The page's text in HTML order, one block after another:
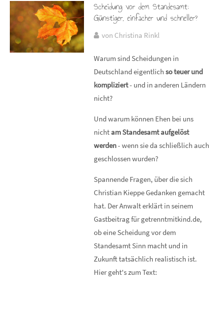
Scheidung vor dem Standesamt:
Günstiger, einfacher und schneller?
von Christina Rinkl
Warum sind Scheidungen in
Deutschland eigentlichso teuer und
kompliziert- und in anderen Ländern
nicht?
Und warum können Ehen bei uns
nicht am Standesamt aufgelöst
werden- wenn sie da schließlich auch
geschlossen wurden?
Spannende Fragen, über die sich
Christian Kieppe Gedanken gemacht
hat. Der Anwalt erklärt in seinem
Gastbeitrag für getrenntmitkind.de,
ob eine Scheidung vor dem
Standesamt Sinn macht und in
Zukunft tatsächlich realistisch ist.
Hier geht's zum Text: